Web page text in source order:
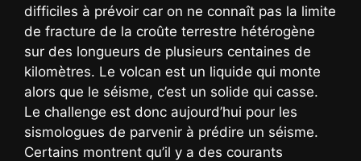
difficiles à prévoir car on ne connaît pas la limite
de fracture de la croûte terrestre hétérogène
sur des longueurs de plusieurs centaines de
kilomètres. Le volcan est un liquide qui monte
alors que le séisme, c’est un solide qui casse.
Le challenge est donc aujourd’hui pour les
sismologues de parvenir à prédire un séisme.
Certains montrent qu’il y a des courants